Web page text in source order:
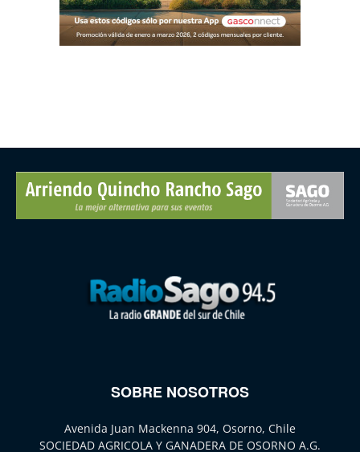
SOBRE NOSOTROS
Avenida Juan Mackenna 904, Osorno, Chile
SOCIEDAD AGRICOLA Y GANADERA DE OSORNO A.G.